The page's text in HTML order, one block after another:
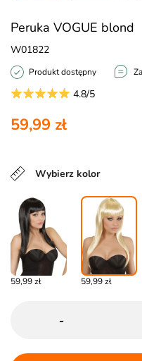
Peruka VOGUE blond
W01822
Produkt dostępny
4.8/5
59,99 zł
Wybierz kolor
59,99 zł 59,99 zł
-